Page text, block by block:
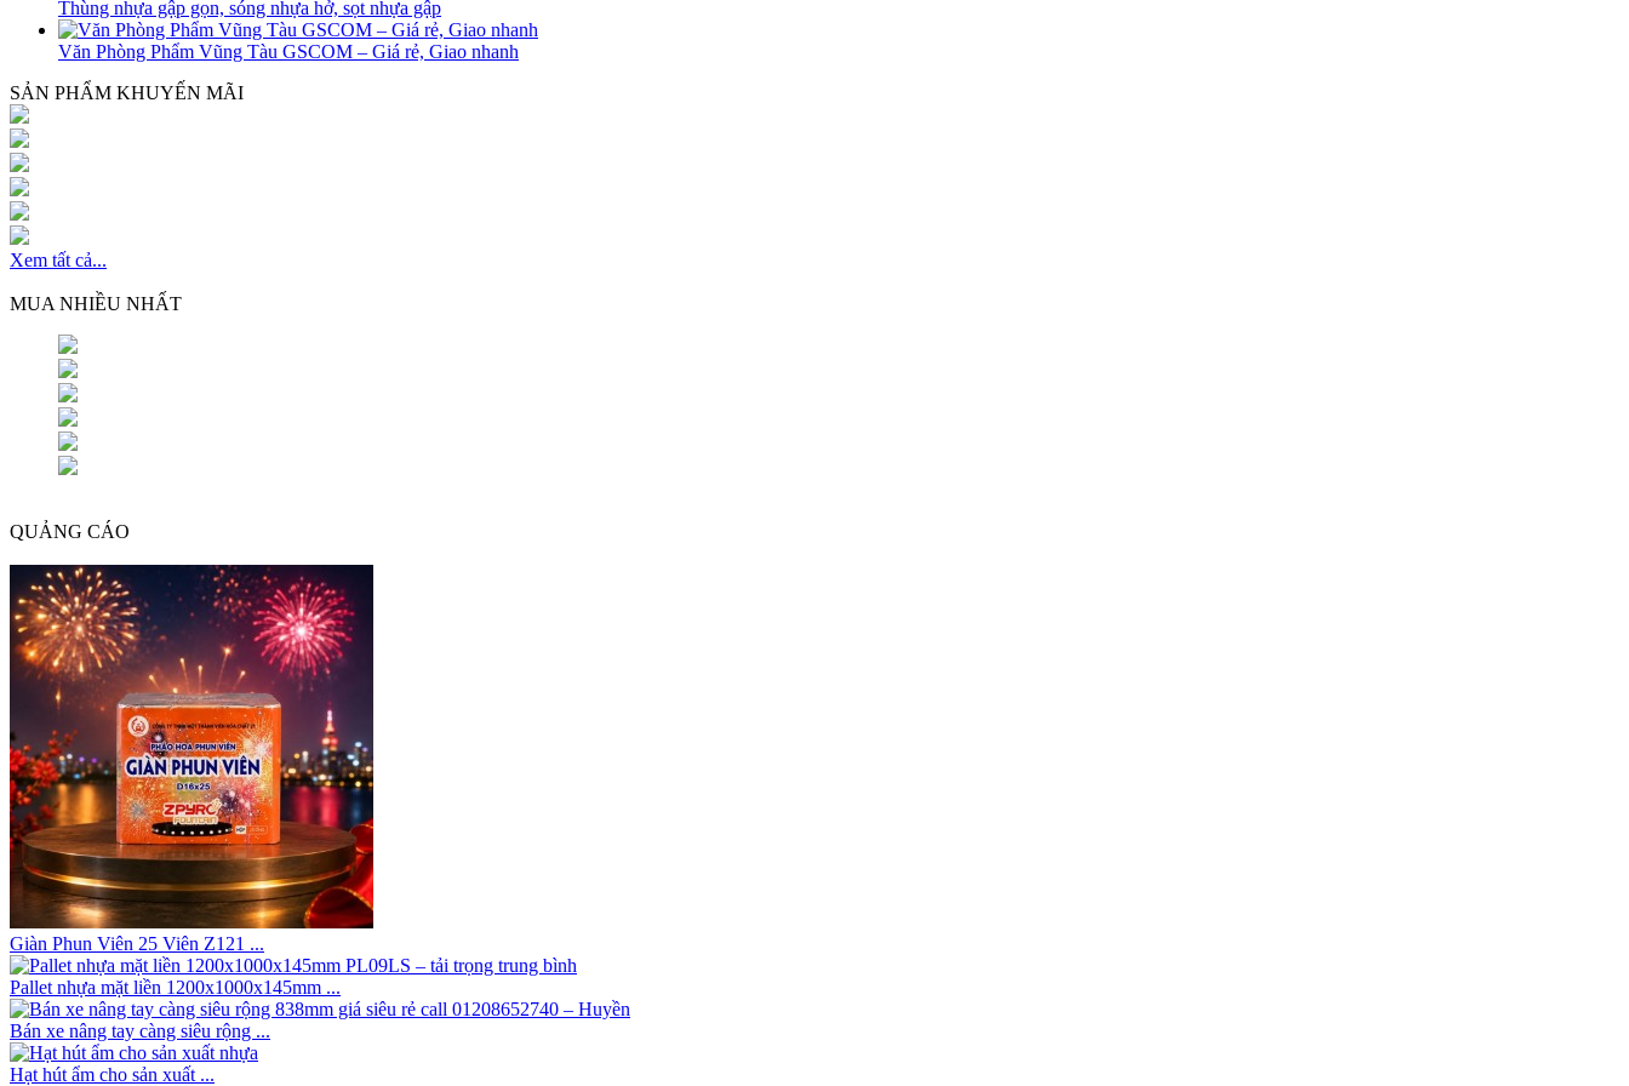
Thùng nhựa gập gọn, sóng nhựa hở, sọt nhựa gập
Văn Phòng Phẩm Vũng Tàu GSCOM – Giá rẻ, Giao nhanh
SẢN PHẨM KHUYẾN MÃI
Xem tất cả...
MUA NHIỀU NHẤT
QUẢNG CÁO
Giàn Phun Viên 25 Viên Z121 ...
Pallet nhựa mặt liền 1200x1000x145mm ...
Bán xe nâng tay càng siêu rộng ...
Hạt hút ẩm cho sản xuất ...